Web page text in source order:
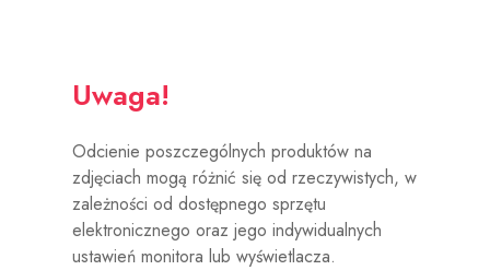
Uwaga!
Odcienie poszczególnych produktów na
zdjęciach mogą różnić się od rzeczywistych, w
zależności od dostępnego sprzętu
elektronicznego oraz jego indywidualnych
ustawień monitora lub wyświetlacza.